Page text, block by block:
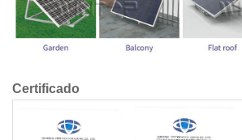
Certificado